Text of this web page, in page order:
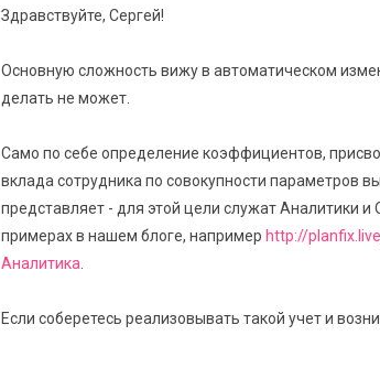
Здравствуйте, Сергей!
Основную сложность вижу в автоматическом
делать не может.
Само по себе определение коэффициентов,
вклада сотрудника по совокупности параметров
представляет - для этой цели служат Аналитики
примерах в нашем блоге, например http://
Аналитика
Если соберетесь реализовывать такой учет и